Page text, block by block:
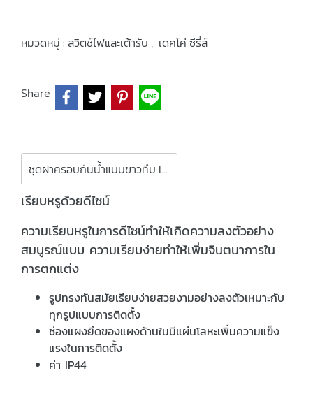
หมวดหมู่ : สวิตช์ไฟและเต้ารับ , เดคโค่ ซีรี่ส์
Share
ชุดฝาครอบกันน้ำแบบขาวทึบ IP44
เรียบหรูด้วยดีไซน์
ความเรียบหรูในการดีไซน์ทำให้เกิดความลงตัวอย่าง
สมบูรณ์แบบ ความเรียบง่ายทำให้เพิ่มจินตนาการใน
การตกแต่ง
รูปทรงทันสมัยเรียบง่ายสวยงามอย่างลงตัวเหมาะกับ
ทุกรูปแบบการติดตั้ง
ช่องแผงยึดของแผงด้านในมีแผ่นโลหะเพิ่มความแข็ง
แรงในการติดตั้ง
ค่า IP44